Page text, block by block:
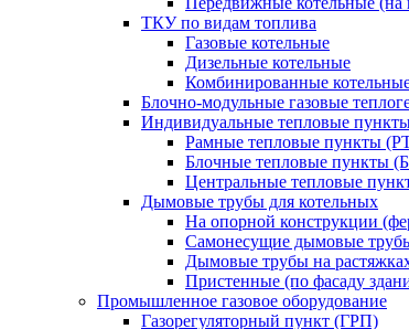
ТКУ по видам топлива
Газовые котельные
Дизельные котельные
Комбинированные
Блочно-модульные газовые
Индивидуальные тепловые
Рамные тепловые пункты
Блочные тепловые пункты
Центральные тепловые
Дымовые трубы для котельных
На опорной конструкции
Самонесущие дымовые
Дымовые трубы на
Пристенные (по фасаду
Промышленное газовое оборудование
Газорегуляторный пункт (ГРП)